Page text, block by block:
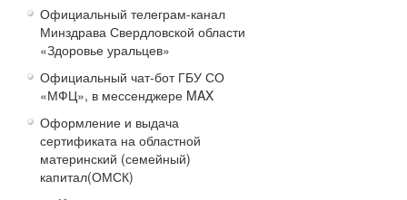
Официальный телеграм-канал
Минздрава Свердловской области
«Здоровье уральцев»
Официальный чат-бот ГБУ СО
«МФЦ», в мессенджере MAX
Оформление и выдача
сертификата на областной
материнский (семейный)
капитал(ОМСК)